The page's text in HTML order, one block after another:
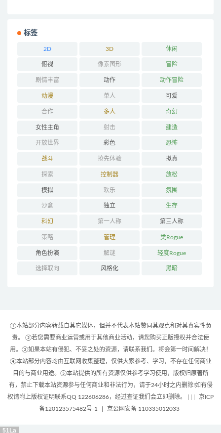
标签
2D 3D 休闲
俯视 像素图形 冒险
剧情丰富 动作 动作冒险
动漫 单人 可爱
合作 多人 奇幻
女性主角 射击 建造
开放世界 彩色 恐怖
战斗 抢先体验 拟真
探索 控制器 放松
模拟 欢乐 氛围
沙盒 独立 生存
科幻 第一人称 第三人称
策略 管理 类Rogue
角色扮演 解谜 轻度Rogue
选择取向 风格化 黑暗
①本站部分内容转载自其它媒体，但并不代表本站赞同其观点和对其真实性负
责。 ②若您需要商业运营或用于其他商业活动，请您购买正版授权并合法使
用。③如果本站有侵犯、不妥之处的资源，请联系我们。将会第一时间解决！
④本站部分内容均由互联网收集整理，仅供大家参考、学习，不存在任何商业
目的与商业用途。⑤本站提供的所有资源仅供参考学习使用，版权归原著所
有，禁止下载本站资源参与任何商业和非法行为，请于24小时之内删除!如有侵
权请附上版权证明联系QQ 122606286，经过查证我们会立即删除。 | |
京ICP
备120123575482号-1
京公网安备 110335012033
51La